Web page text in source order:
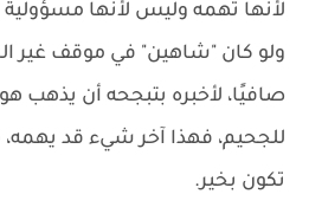
لأنها تهمه وليس لأنها
ولو كان "شاهين" في موقف غير
صافيًا، لأخبره بتبجحه أن يذهب
للجحيم، فهذا آخر شيء قد
تكون بخير.